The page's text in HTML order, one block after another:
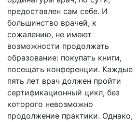
предоставлен сам себе. И
большинство врачей, к
сожалению, не имеют
возможности продолжать
образование: покупать книги,
посещать конференции. Каждые
пять лет врач должен пройти
сертификационный цикл, без
которого невозможно
продолжение практики. Однако,